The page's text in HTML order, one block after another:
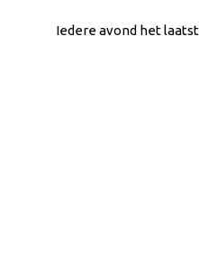
Iedere avond het